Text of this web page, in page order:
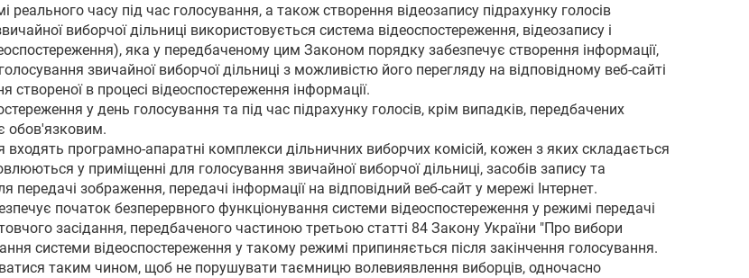
часу під час голосування, а також створення відеозапису підрахунку голосів
виборчої дільниці використовується система відеоспостереження, відеозапису і
яка у передбаченому цим Законом порядку забезпечує створення інформації,
звичайної виборчої дільниці з можливістю його перегляду на відповідному веб-сайті
в процесі відеоспостереження інформації.
у день голосування та під час підрахунку голосів, крім випадків, передбачених
обов'язковим.
програмно-апаратні комплекси дільничних виборчих комісій, кожен з яких складається
у приміщенні для голосування звичайної виборчої дільниці, засобів запису та
зображення, передачі інформації на відповідний веб-сайт у мережі Інтернет.
початок безперервного функціонування системи відеоспостереження у режимі передачі
засідання, передбаченого частиною третьою статті 84 Закону України "Про вибори
системи відеоспостереження у такому режимі припиняється після закінчення голосування.
таким чином, щоб не порушувати таємницю волевиявлення виборців, одночасно